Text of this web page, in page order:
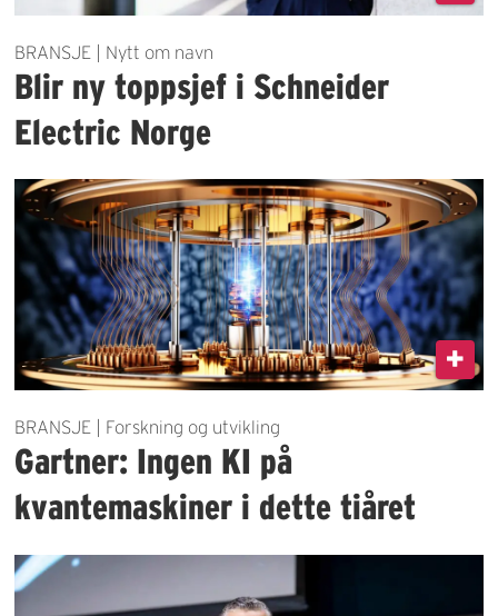
BRANSJE | Nytt om navn
Blir ny toppsjef i Schneider
Electric Norge
BRANSJE | Forskning og utvikling
Gartner: Ingen KI på
kvantemaskiner i dette tiåret